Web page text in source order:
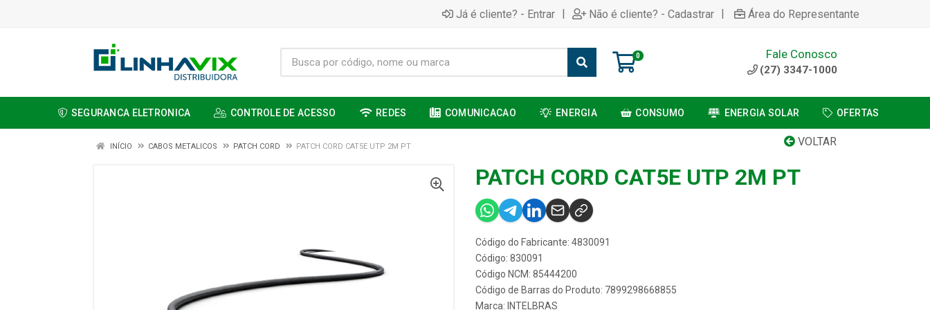
Já é cliente? - Entrar | Não é cliente? - Cadastrar | Área do Representante
0 Fale Conosco
(27) 3347-1000
SEGURANCA ELETRONICA CONTROLE DE ACESSO REDES COMUNICACAO ENERGIA CONSUMO ENERGIA SOLAR OFERTAS
VOLTAR
INÍCIO CABOS METALICOS PATCH CORD PATCH CORD CAT5E UTP 2M PT
PATCH CORD CAT5E UTP 2M PT
Código do Fabricante: 4830091
Código: 830091
Código NCM: 85444200
Código de Barras do Produto: 7899298668855
Marca: INTELBRAS